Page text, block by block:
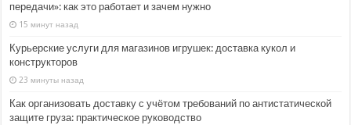
передачи»: как это работает и зачем нужно
15 минут назад
Курьерские услуги для магазинов игрушек: доставка кукол и
конструкторов
23 минуты назад
Как организовать доставку с учётом требований по антистатической
защите груза: практическое руководство